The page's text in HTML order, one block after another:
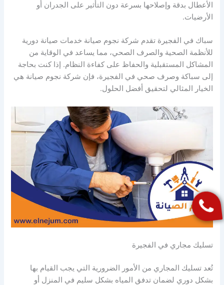
الأعطال بدقة وإصلاحها بسرعة دون التأثير على الجدران أو
الأرضيات.
سباك في الفجيرة تقدم شركة نجوم صيانة خدمات صيانة دورية
للأنظمة الصحية والصرف الصحي، مما يساعد في الوقاية من
المشاكل المستقبلية والحفاظ على كفاءة النظام. إذا كنت بحاجة
إلى سباكة وصرف صحي في الفجيرة، فإن شركة نجوم صيانة هي
الخيار المثالي لتحقيق أفضل الحلول.
تسليك مجاري في الفجيرة
تُعد تسليك المجاري من الأمور الضرورية التي يجب القيام بها
بشكل دوري لضمان تدفق المياه بشكل سليم في المنزل أو